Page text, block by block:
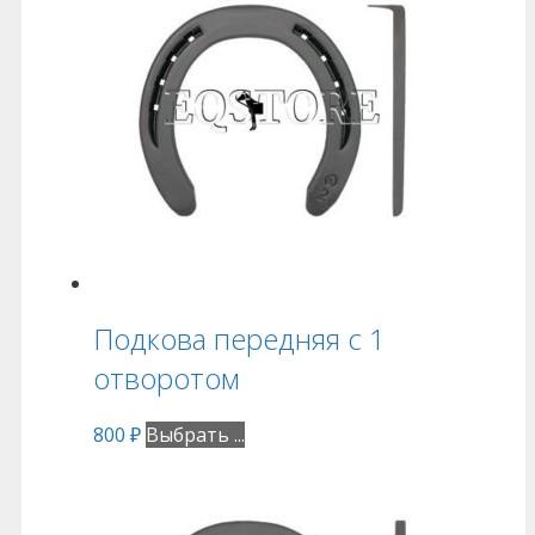
Подкова передняя с 1
отворотом
800 ₽ Выбрать ...